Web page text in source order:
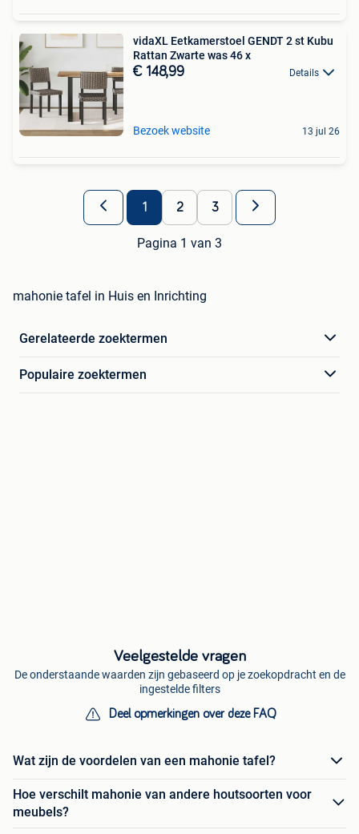
vidaXL Eetkamerstoel GENDT 2 st Kubu
Rattan Zwarte was 46 x
€ 148,99 Details
Bezoek website 13 jul 26
1 2 3
Pagina 1 van 3
mahonie tafel in Huis en Inrichting
Gerelateerde zoektermen
Populaire zoektermen
Veelgestelde vragen
De onderstaande waarden zijn gebaseerd op je zoekopdracht en de
ingestelde filters
Deel opmerkingen over deze FAQ
Wat zijn de voordelen van een mahonie tafel?
Hoe verschilt mahonie van andere houtsoorten voor
meubels?